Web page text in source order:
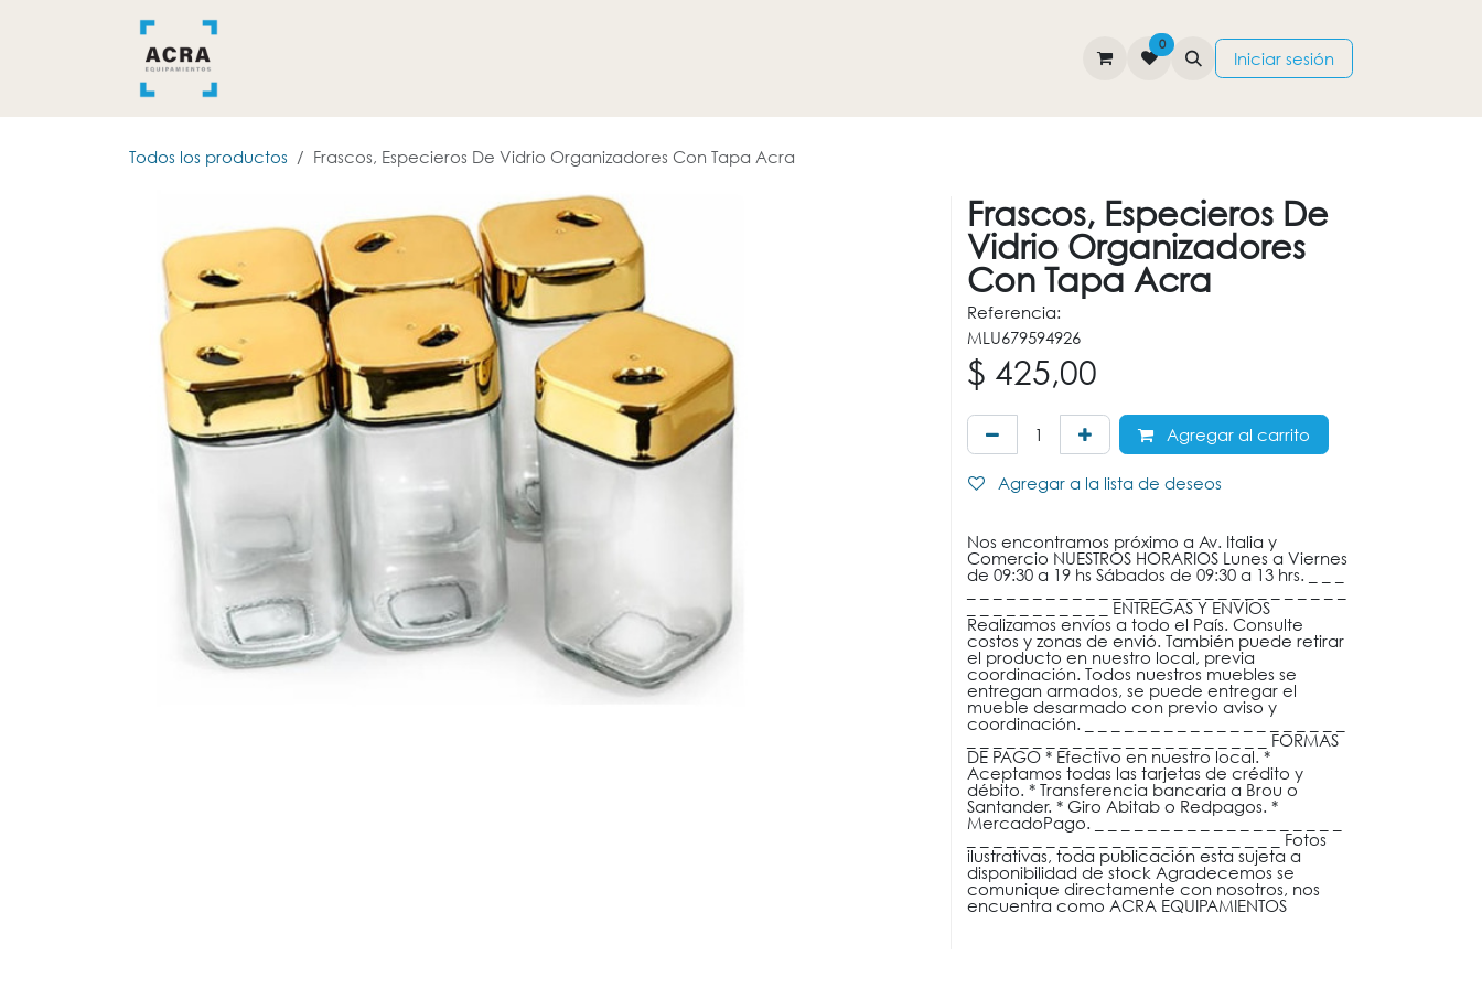
CONTÁCTENOS
0
Iniciar sesión
Todos los productos Frascos, Especieros De Vidrio Organizadores Con Tapa Acra
Frascos, Especieros De
Vidrio Organizadores
Con Tapa Acra
Referencia:
MLU679594926
$ 425,00
Agregar al carrito
Agregar a la lista de deseos
Nos encontramos próximo a Av. Italia y
Comercio NUESTROS HORARIOS Lunes a Viernes
de 09:30 a 19 hs Sábados de 09:30 a 13 hrs. _ _ _
_ _ _ _ _ _ _ _ _ _ _ ENTREGAS Y ENVÍOS
Realizamos envíos a todo el País. Consulte
costos y zonas de envió. También puede retirar
el producto en nuestro local, previa
coordinación. Todos nuestros muebles se
entregan armados, se puede entregar el
mueble desarmado con previo aviso y
coordinación. _ _ _ _ _ _ _ _ _ _ _ _ _ _ _ _ _ _ _ _
_ _ _ _ _ _ _ _ _ _ _ _ _ _ _ _ _ _ _ _ _ _ _ FORMAS
DE PAGO * Efectivo en nuestro local. *
Aceptamos todas las tarjetas de crédito y
débito. * Transferencia bancaria a Brou o
Santander. * Giro Abitab o Redpagos. *
MercadoPago. _ _ _ _ _ _ _ _ _ _ _ _ _ _ _ _ _ _ _
_ _ _ _ _ _ _ _ _ _ _ _ _ _ _ _ _ _ _ _ _ _ _ _ Fotos
ilustrativas, toda publicación esta sujeta a
disponibilidad de stock Agradecemos se
comunique directamente con nosotros, nos
encuentra como ACRA EQUIPAMIENTOS